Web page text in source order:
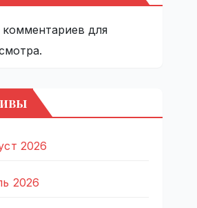
для
2026
2026